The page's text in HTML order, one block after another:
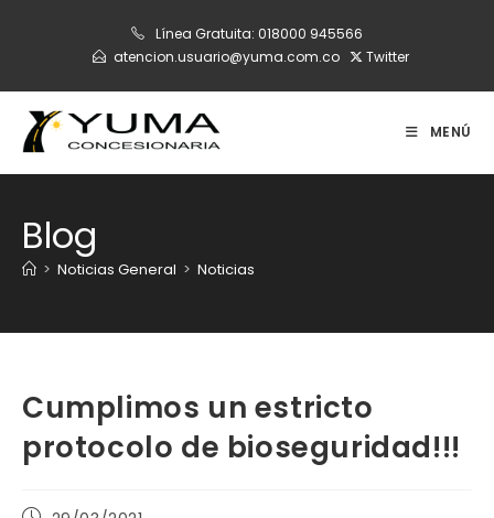
Línea Gratuita: 018000 945566
atencion.usuario@yuma.com.co
Twitter
MENÚ
Blog
> Noticias General > Noticias
Cumplimos un estricto
protocolo de bioseguridad!!!